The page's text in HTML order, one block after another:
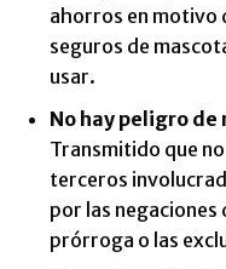
ahorros en motivo
seguros de
usar.
No hay peligro
Transmitido que
terceros
por las negaciones
prórroga o las